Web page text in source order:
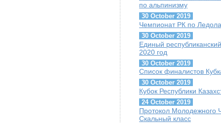
по альпинизму
30 October 2019
Чемпионат РК по
30 October 2019
Единый
2020 год
30 October 2019
Список финалистов
30 October 2019
Кубок Республики
24 October 2019
Протокол Молодежного
Скальный класс